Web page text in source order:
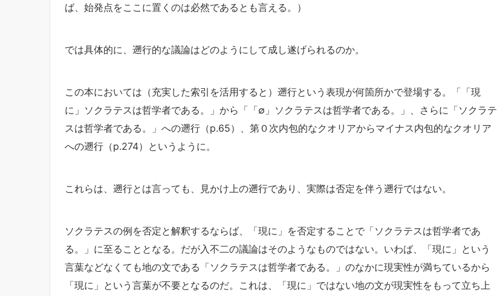
ば、始発点をここに置くのは必然であるとも言える。）
では具体的に、遡行的な議論はどのようにして成し遂げられるのか。
この本においては（充実した索引を活用すると）遡行という表現が何箇所かで登場する。「「現
に」ソクラテスは哲学者である。」から「「∅」ソクラテスは哲学者である。」、さらに「ソクラテ
スは哲学者である。」への遡行（p.65）、第０次内包的なクオリアからマイナス内包的なクオリア
への遡行（p.274）というように。
これらは、遡行とは言っても、見かけ上の遡行であり、実際は否定を伴う遡行ではない。
ソクラテスの例を否定と解釈するならば、「現に」を否定することで「ソクラテスは哲学者であ
る。」に至ることとなる。だが入不二の議論はそのようなものではない。いわば、「現に」という
言葉などなくても地の文である「ソクラテスは哲学者である。」のなかに現実性が満ちているから
「現に」という言葉が不要となるのだ。これは、「現に」ではない地の文が現実性をもって立ち上